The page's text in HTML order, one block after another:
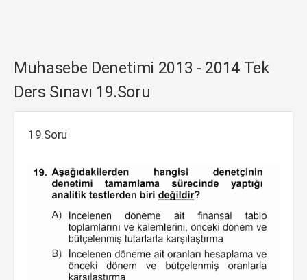
Muhasebe Denetimi 2013 - 2014 Tek
Ders Sınavı 19.Soru
19.Soru